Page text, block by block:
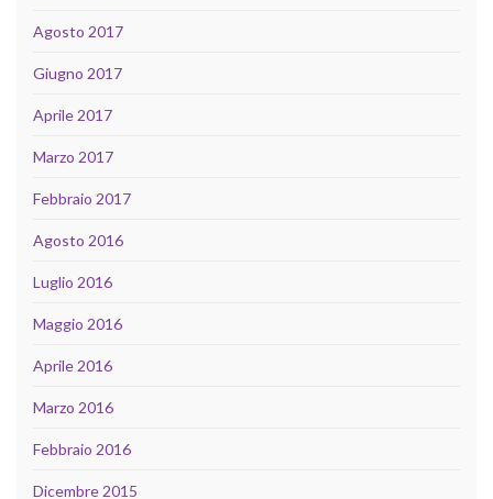
Agosto 2017
Giugno 2017
Aprile 2017
Marzo 2017
Febbraio 2017
Agosto 2016
Luglio 2016
Maggio 2016
Aprile 2016
Marzo 2016
Febbraio 2016
Dicembre 2015